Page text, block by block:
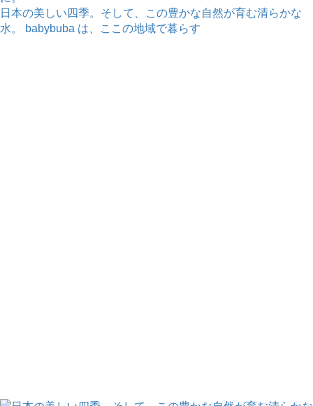
日本の美しい四季。そして、この豊かな自然が育む清らかな
水。 babybuba は、ここの地域で暮らす